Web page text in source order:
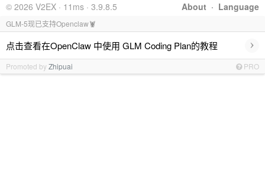
About · Language
© 2026 V2EX · 11ms · 3.9.8.5
GLM-5现已支持Openclaw🦞
点击查看在OpenClaw 中使用 GLM Coding Plan的教程 ›
Promoted byZhipuai PRO